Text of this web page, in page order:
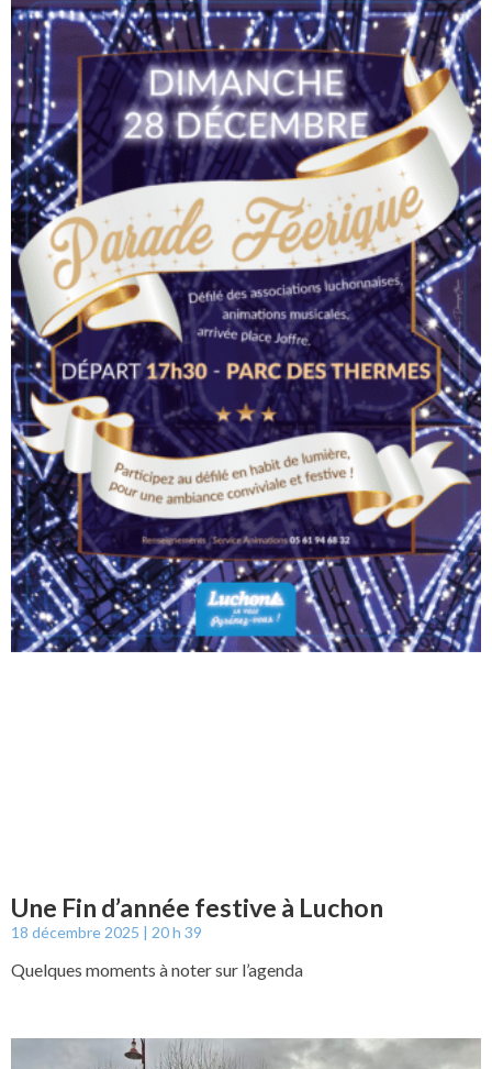
Une Fin d’année festive à Luchon
18 décembre 2025 20 h 39
Quelques moments à noter sur l’agenda